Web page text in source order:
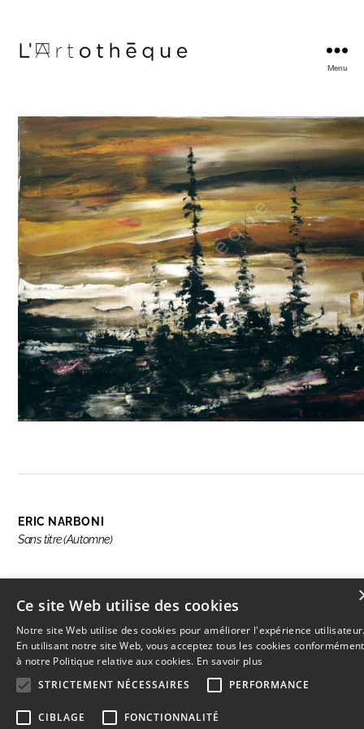
Menu
ERIC NARBONI
Sans titre (Automne)
RÉSERVER CETTE OEUVRE
Ce site Web utilise des cookies
Notre site Web utilise des cookies pour améliorer l'expérience
En utilisant notre site Web, vous acceptez tous les cookies conformément
à notre Politique relative aux cookies. En savoir plus
STRICTEMENT NÉCESSAIRES
PERFORMANCE
CIBLAGE FONCTIONNALITÉ